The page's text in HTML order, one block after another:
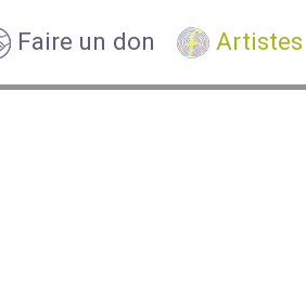
Faire un don Artistes